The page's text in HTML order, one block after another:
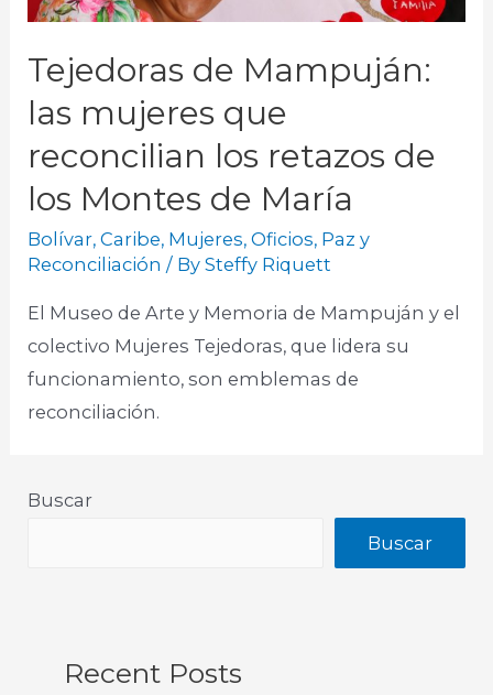
Tejedoras de Mampuján:
las mujeres que
reconcilian los retazos de
los Montes de María
Bolívar,Caribe, Mujeres,Oficios, Paz y
Reconciliación / BySteffy Riquett
El Museo de Arte y Memoria de Mampuján y el
colectivo Mujeres Tejedoras, que lidera su
funcionamiento, son emblemas de
reconciliación.
Buscar
Buscar
Recent Posts